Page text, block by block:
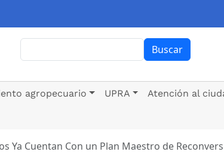
Buscar
agropecuario UPRA Atención al
Ya Cuentan Con un Plan Maestro de